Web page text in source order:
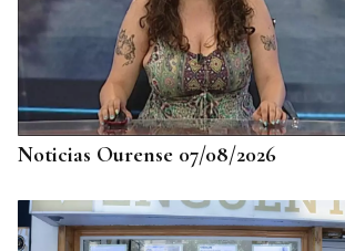
Noticias Ourense 07/08/2026